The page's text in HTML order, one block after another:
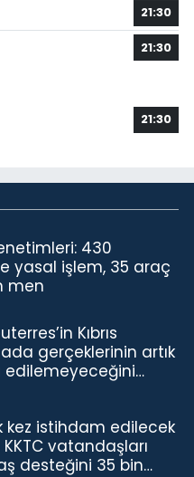
21:30
21:30
21:30
430
yasal işlem, 35 araç
men
Kıbrıs
gerçeklerinin artık
edilemeyeceğini
kez istihdam edilecek
vatandaşları
desteğini 35 bin